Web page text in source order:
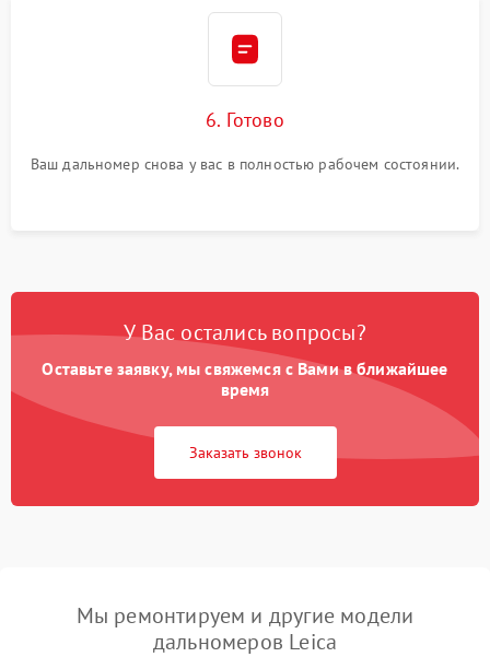
6. Готово
Ваш дальномер снова у вас в полностью рабочем состоянии.
У Вас остались вопросы?
Оставьте заявку, мы свяжемся с Вами в ближайшее
время
Заказать звонок
Мы ремонтируем и другие модели
дальномеров Leica